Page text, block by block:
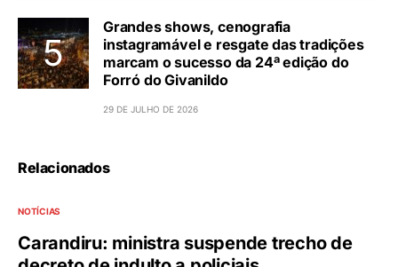
Grandes shows, cenografia
instagramável e resgate das tradições
marcam o sucesso da 24ª edição do
Forró do Givanildo
29 DE JULHO DE 2026
Relacionados
NOTÍCIAS
Carandiru: ministra suspende trecho de